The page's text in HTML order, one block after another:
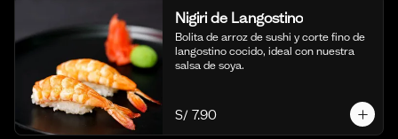
Nigiri de Langostino
Bolita de arroz de sushi y corte fino de
langostino cocido, ideal con nuestra
salsa de soya.
S/ 7.90